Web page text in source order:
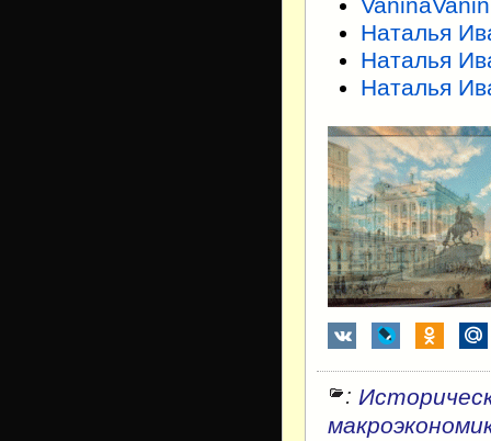
Наталья
Наталья
Наталья
: